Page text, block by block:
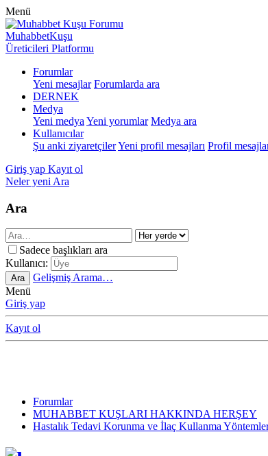
Menü
MuhabbetKuşu
Üreticileri Platformu
Forumlar
Yeni mesajlar Forumlarda ara
DERNEK
Medya
Yeni medya Yeni yorumlar Medya ara
Kullanıcılar
Şu anki ziyaretçilerYeni profil mesajları Profil
Giriş yap Kayıt ol
Neler yeni Ara
Ara
Sadece başlıkları ara
Kullanıcı:
Ara
Gelişmiş Arama…
Menü
Giriş yap
Kayıt ol
Forumlar
MUHABBET KUŞLARI HAKKINDA HERŞEY
Hastalık Tedavi Korunma ve İlaç Kullanma